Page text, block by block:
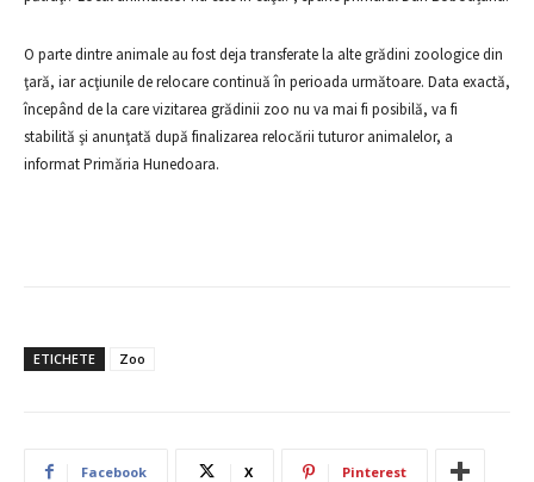
O parte dintre animale au fost deja transferate la alte grădini zoologice din
ţară, iar acţiunile de relocare continuă în perioada următoare. Data exactă,
începând de la care vizitarea grădinii zoo nu va mai fi posibilă, va fi
stabilită şi anunţată după finalizarea relocării tuturor animalelor, a
informat Primăria Hunedoara.
ETICHETE Zoo
Facebook X Pinterest